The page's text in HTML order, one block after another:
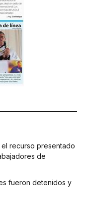
recurso presentado
de
fueron detenidos y